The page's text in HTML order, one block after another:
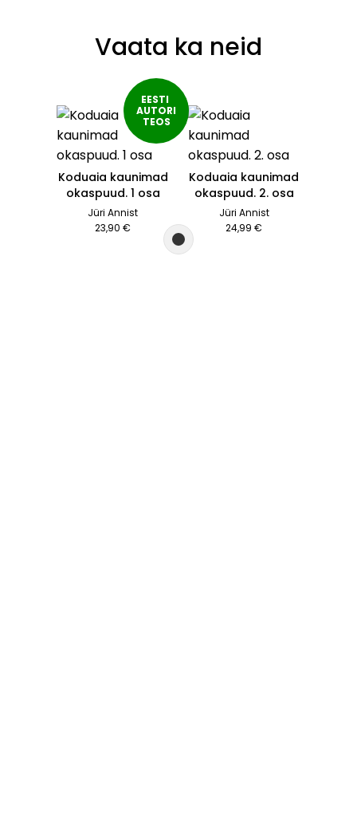
Vaata ka neid
Koduaia kaunimad
okaspuud. 1 osa
Jüri Annist
23,90 €
EESTI
AUTORI
TEOS
Koduaia kaunimad
okaspuud. 2. osa
Jüri Annist
24,99 €